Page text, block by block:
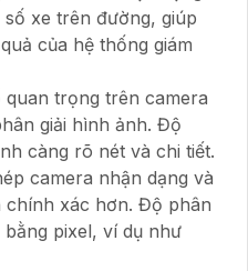
xe trên đường, giúp
của hệ thống giám
trọng trên camera
giải hình ảnh. Độ
càng rõ nét và chi tiết.
camera nhận dạng và
chính xác hơn. Độ phân
pixel, ví dụ như